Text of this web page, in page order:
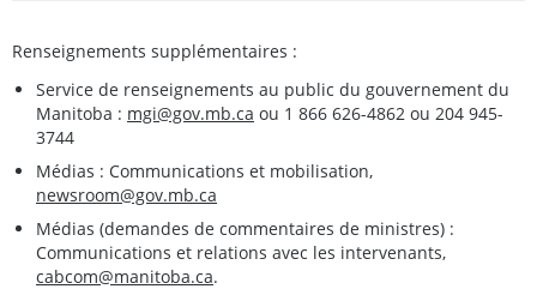
Renseignements supplémentaires :
Service de renseignements au public du gouvernement du
Manitoba : mgi@gov.mb.ca ou 1 866 626-4862 ou 204 945-
3744
Médias : Communications et mobilisation,
newsroom@gov.mb.ca
Médias (demandes de commentaires de ministres) :
Communications et relations avec les intervenants,
cabcom@manitoba.ca.